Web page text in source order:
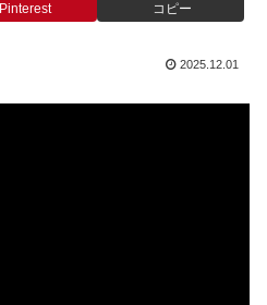
Pinterest コピー
2025.12.01